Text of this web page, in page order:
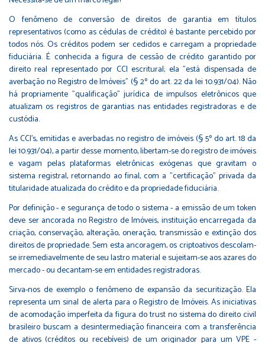
O fenômeno de conversão de direitos de garantia em títulos
representativos (como as cédulas de crédito) é bastante percebido por
todos nós. Os créditos podem ser cedidos e carregam a propriedade
fiduciária. É conhecida a figura de cessão de crédito garantido por
direito real representado por CCI escritural; ela "está dispensada de
averbação no Registro de Imóveis" (§ 2º do art. 22 da lei 10.931/04). Não
há propriamente "qualificação" jurídica de impulsos eletrônicos que
atualizam os registros de garantias nas entidades registradoras e de
custódia.
As CCI's, emitidas e averbadas no registro de imóveis (§ 5º do art. 18 da
lei 10.931/04), a partir desse momento, libertam-se do registro de imóveis
e vagam pelas plataformas eletrônicas exógenas que gravitam o
sistema registral, retornando ao final, com a "certificação" privada da
titularidade atualizada do crédito e da propriedade fiduciária.
Por definição - e segurança de todo o sistema - a emissão de um token
deve ser ancorada no Registro de Imóveis, instituição encarregada da
criação, conservação, alteração, oneração, transmissão e extinção dos
direitos de propriedade. Sem esta ancoragem, os criptoativos descolam-
se irremediavelmente de seu lastro material e sujeitam-se aos azares do
mercado - ou decantam-se em entidades registradoras.
Sirva-nos de exemplo o fenômeno de expansão da securitização. Ela
representa um sinal de alerta para o Registro de Imóveis. As iniciativas
de acomodação imperfeita da figura do trust no sistema do direito civil
brasileiro buscam a desintermediação financeira com a transferência
de ativos (créditos ou recebíveis) de um originador para um VPE -